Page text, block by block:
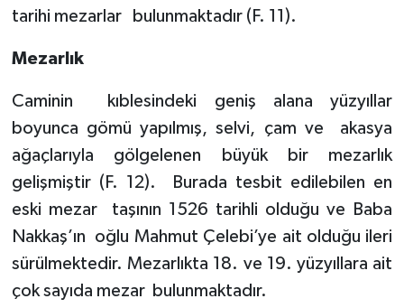
tarihi mezarlar
bulunmaktadır (F. 11).
Mezarlık
Caminin
kıblesindeki geniş alana yüzyıllar
boyunca gömü yapılmış, selvi, çam ve
akasya
ağaçlarıyla gölgelenen büyük bir mezarlık
gelişmiştir (F. 12).
Burada tesbit edilebilen en
eski mezar
taşının 1526 tarihli olduğu ve Baba
Nakkaş’ın oğlu Mahmut Çelebi’ye ait olduğu ileri
sürülmektedir. Mezarlıkta 18. ve 19. yüzyıllara ait
çok sayıda mezar bulunmaktadır.